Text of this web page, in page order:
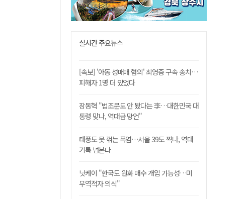
실시간 주요뉴스
[속보] '아동 성매매 혐의' 최영중 구속 송치…
피해자 1명 더 있었다
장동혁 "법조문도 안 봤다는 李…대한민국 대
통령 맞나, 역대급 망언"
태풍도 못 꺾는 폭염…서울 39도 찍나, 역대
기록 넘본다
닛케이 "한국도 원화 매수 개입 가능성…미
무역적자 의식"